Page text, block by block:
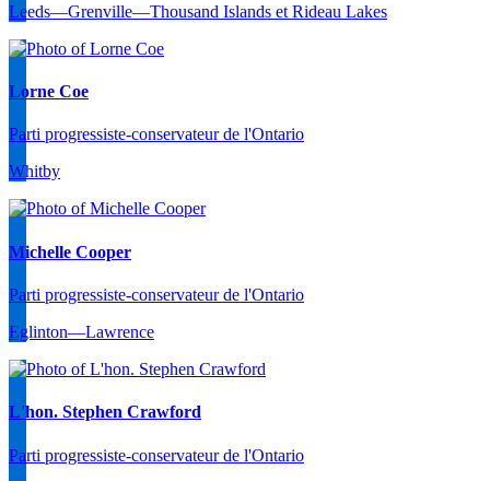
Leeds—Grenville—Thousand Islands et Rideau Lakes
Lorne Coe
Parti progressiste-conservateur de l'Ontario
Whitby
Michelle Cooper
Parti progressiste-conservateur de l'Ontario
Eglinton—Lawrence
L'hon. Stephen Crawford
Parti progressiste-conservateur de l'Ontario